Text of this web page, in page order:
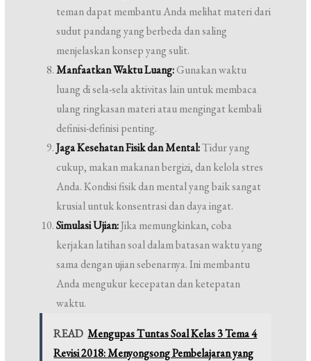
teman dapat membantu Anda melihat materi dari
sudut pandang yang berbeda dan saling
menjelaskan konsep yang sulit.
Manfaatkan Waktu Luang:Gunakan waktu
luang di sela-sela aktivitas lain untuk membaca
ulang ringkasan materi atau mengingat kembali
definisi-definisi penting.
Jaga Kesehatan Fisik dan Mental:Tidur yang
cukup, makan makanan bergizi, dan kelola stres
Anda. Kondisi fisik dan mental yang baik sangat
krusial untuk konsentrasi dan daya ingat.
Simulasi Ujian:Jika memungkinkan, coba
kerjakan latihan soal dalam batasan waktu yang
sama dengan ujian sebenarnya. Ini membantu
Anda mengukur kecepatan dan ketepatan
waktu.
READ Mengupas Tuntas Soal Kelas 3 Tema 4
Revisi 2018: Menyongsong Pembelajaran yang